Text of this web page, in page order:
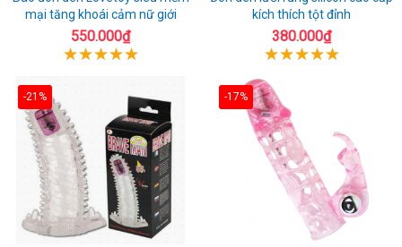
mại tăng khoái cảm nữ giới
550.000₫
kích thích tột đỉnh
380.000₫
-21% -17%